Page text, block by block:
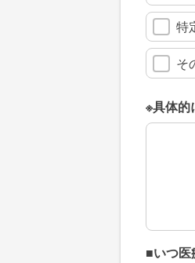
特
そ
※具体的
※具体的
■いつ医